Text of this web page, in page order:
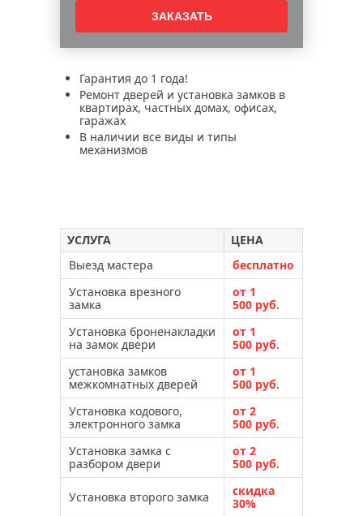
Гарантия до 1 года!
Ремонт дверей и установка замков в
квартирах, частных домах, офисах,
гаражах
В наличии все виды и типы
механизмов
УСЛУГА
ЦЕНА
Выезд мастера
бесплатно
Установка врезного
замка
от 1
500 руб.
Установка броненакладки
на замок двери
от 1
500 руб.
установка замков
межкомнатных дверей
от 1
500 руб.
Установка кодового,
электронного замка
от 2
500 руб.
Установка замка с
разбором двери
от 2
500 руб.
Установка второго замка
скидка
30%